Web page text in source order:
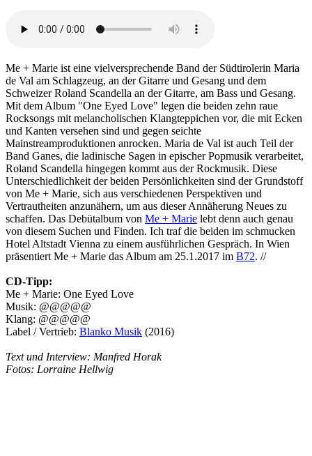
Me + Marie ist eine vielversprechende Band der Südtirolerin Maria
de Val am Schlagzeug, an der Gitarre und Gesang und dem
Schweizer Roland Scandella an der Gitarre, am Bass und Gesang.
Mit dem Album "One Eyed Love" legen die beiden zehn raue
Rocksongs mit melancholischen Klangteppichen vor, die mit Ecken
und Kanten versehen sind und gegen seichte
Mainstreamproduktionen anrocken. Maria de Val ist auch Teil der
Band Ganes, die ladinische Sagen in epischer Popmusik verarbeitet,
Roland Scandella hingegen kommt aus der Rockmusik. Diese
Unterschiedlichkeit der beiden Persönlichkeiten sind der Grundstoff
von Me + Marie, sich aus verschiedenen Perspektiven und
Vertrautheiten anzunähern, um aus dieser Annäherung Neues zu
schaffen. Das Debütalbum von Me + Marie lebt denn auch genau
von diesem Suchen und Finden. Ich traf die beiden im schmucken
Hotel Altstadt Vienna zu einem ausführlichen Gespräch. In Wien
präsentiert Me + Marie das Album am 25.1.2017 im B72. //
CD-Tipp:
Me + Marie: One Eyed Love
Musik: @@@@@
Klang: @@@@@
Label / Vertrieb: Blanko Musik (2016)
Text und Interview: Manfred Horak
Fotos: Lorraine Hellwig